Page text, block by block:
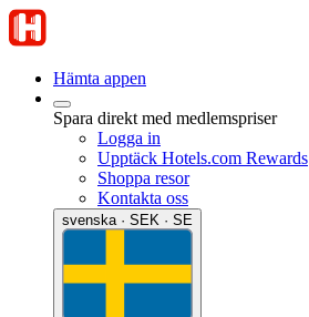
Hämta appen
Spara direkt med medlemspriser
Logga in
Upptäck Hotels.com Rewards
Shoppa resor
Kontakta oss
svenska · SEK · SE